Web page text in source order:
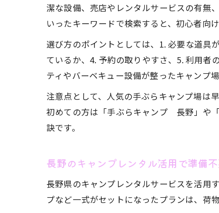
潔な設備、売店やレンタルサービスの有無
いったキーワードで検索すると、初心者向
選び方のポイントとしては、1. 必要な道具
ているか、4. 予約の取りやすさ、5. 利用者
ティやバーベキュー設備が整ったキャンプ場
注意点として、人気の手ぶらキャンプ場は
初めての方は「手ぶらキャンプ 長野」や
訣です。
長野のキャンプレンタル活用で準備
長野県のキャンプレンタルサービスを活用
プなど一式がセットになったプランは、荷